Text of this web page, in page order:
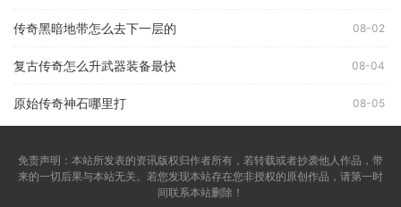
传奇黑暗地带怎么去下一层的 08-02
复古传奇怎么升武器装备最快 08-04
原始传奇神石哪里打 08-05
免责声明：本站所发表的资讯版权归作者所有，若转载或者抄袭他人作品，带
来的一切后果与本站无关。若您发现本站存在您非授权的原创作品，请第一时
间联系本站删除！